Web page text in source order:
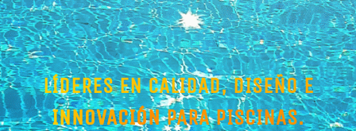
LÍDERES EN CALIDAD, DISEÑO E
INNOVACIÓNPARA PISCINAS.